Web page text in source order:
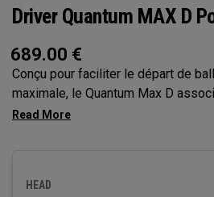
Driver Quantum MAX D
689.00 €
Conçu pour faciliter le départ de
maximale, le Quantum Max D
la cartographie de face optimisée
HEAD